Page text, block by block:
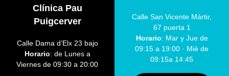
Clínica Pau
Puigcerver
Calle Dama d’Elx 23 bajo
Horario: de Lunes a
Viernes de 09:30 a 20:00
Calle San Vicente Mártir,
67 puerta 1
Horario: Mar y Jue de
09:15 a 19:00 · Mié de
09:15a 14:45